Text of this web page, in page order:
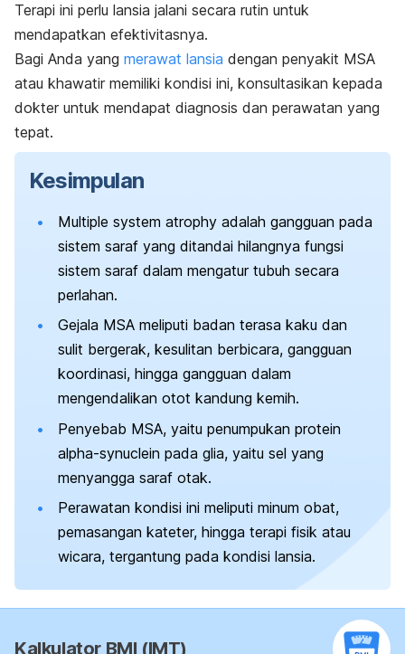
Terapi ini perlu lansia jalani secara rutin untuk
mendapatkan efektivitasnya.
Bagi Anda yang merawat lansia dengan penyakit MSA
atau khawatir memiliki kondisi ini, konsultasikan kepada
dokter untuk mendapat diagnosis dan perawatan yang
tepat.
Kesimpulan
Multiple system atrophy adalah gangguan pada
sistem saraf yang ditandai hilangnya fungsi
sistem saraf dalam mengatur tubuh secara
perlahan.
Gejala MSA meliputi badan terasa kaku dan
sulit bergerak, kesulitan berbicara, gangguan
koordinasi, hingga gangguan dalam
mengendalikan otot kandung kemih.
Penyebab MSA, yaitu penumpukan protein
alpha-synuclein pada glia, yaitu sel yang
menyangga saraf otak.
Perawatan kondisi ini meliputi minum obat,
pemasangan kateter, hingga terapi fisik atau
wicara, tergantung pada kondisi lansia.
Kalkulator BMI (IMT)